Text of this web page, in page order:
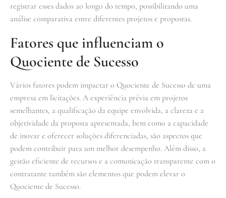
registrar esses dados ao longo do tempo, possibilitando uma
análise comparativa entre diferentes projetos e propostas.
Fatores que influenciam o
Quociente de Sucesso
Vários fatores podem impactar o Quociente de Sucesso de uma
empresa em licitações. A experiência prévia em projetos
semelhantes, a qualificação da equipe envolvida, a clareza e a
objetividade da proposta apresentada, bem como a capacidade
de inovar e oferecer soluções diferenciadas, são aspectos que
podem contribuir para um melhor desempenho. Além disso, a
gestão eficiente de recursos e a comunicação transparente com o
contratante também são elementos que podem elevar o
Quociente de Sucesso.